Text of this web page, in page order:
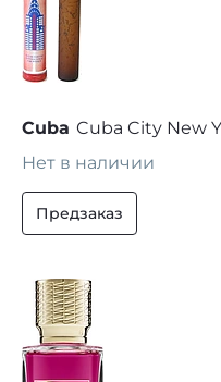
Cuba Cuba City New
Нет в наличии
Предзаказ